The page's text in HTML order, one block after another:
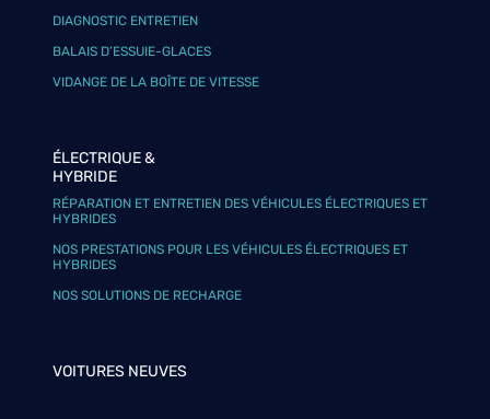
DIAGNOSTIC ENTRETIEN
BALAIS D’ESSUIE-GLACES
VIDANGE DE LA BOÎTE DE VITESSE
ÉLECTRIQUE &
HYBRIDE
RÉPARATION ET ENTRETIEN DES VÉHICULES ÉLECTRIQUES ET
HYBRIDES
NOS PRESTATIONS POUR LES VÉHICULES ÉLECTRIQUES ET
HYBRIDES
NOS SOLUTIONS DE RECHARGE
VOITURES NEUVES